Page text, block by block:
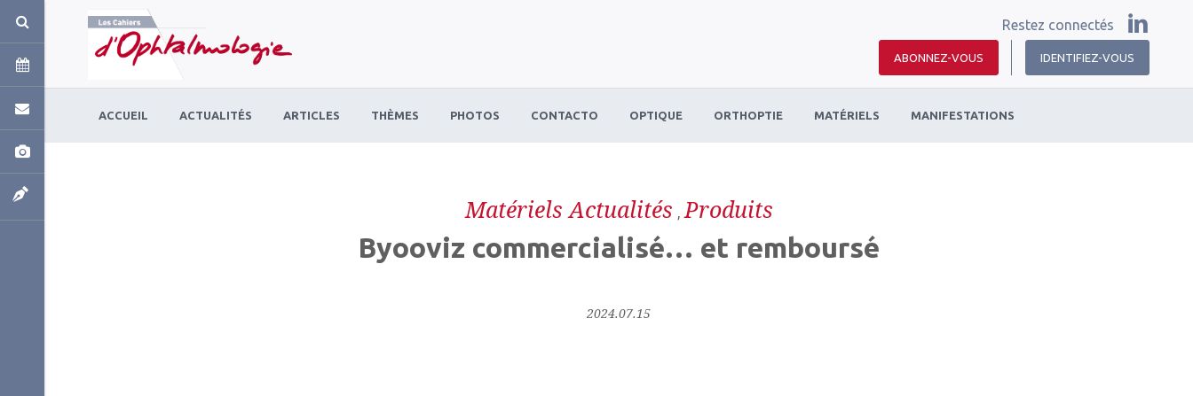
Restez connectés
ABONNEZ-VOUS IDENTIFIEZ-VOUS
ACCUEIL ACTUALITÉS ARTICLES THÈMES PHOTOS CONTACTO OPTIQUE ORTHOPTIE MATÉRIELS MANIFESTATIONS
Matériels Actualités , Produits
Byooviz commercialisé… et remboursé
2024.07.15
Panneau de gestion des cookies